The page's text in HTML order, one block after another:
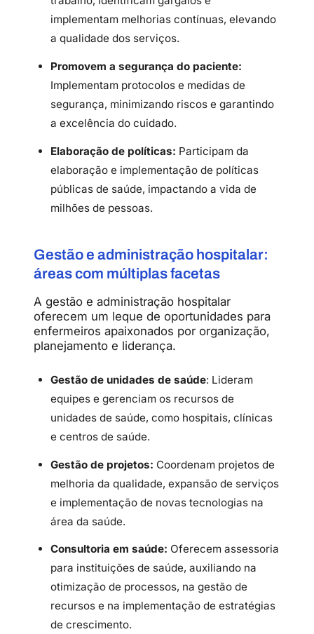
implementam melhorias contínuas, elevando
a qualidade dos serviços.
Promovem a segurança do paciente:
Implementam protocolos e medidas de
segurança, minimizando riscos e garantindo
a excelência do cuidado.
Elaboração de políticas: Participam da
elaboração e implementação de políticas
públicas de saúde, impactando a vida de
milhões de pessoas.
Gestão e administração hospitalar:
áreas com múltiplas facetas
A gestão e administração hospitalar
oferecem um leque de oportunidades para
enfermeiros apaixonados por organização,
planejamento e liderança.
Gestão de unidades de saúde: Lideram
equipes e gerenciam os recursos de
unidades de saúde, como hospitais, clínicas
e centros de saúde.
Gestão de projetos: Coordenam projetos de
melhoria da qualidade, expansão de serviços
e implementação de novas tecnologias na
área da saúde.
Consultoria em saúde: Oferecem assessoria
para instituições de saúde, auxiliando na
otimização de processos, na gestão de
recursos e na implementação de estratégias
de crescimento.